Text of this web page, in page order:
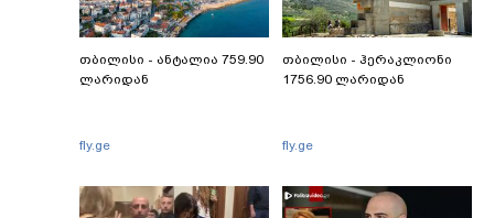
თბილისი - ანტალია 759.90
ლარიდან
fly.ge
თბილისი - ჰერაკლიონი
1756.90 ლარიდან
fly.ge